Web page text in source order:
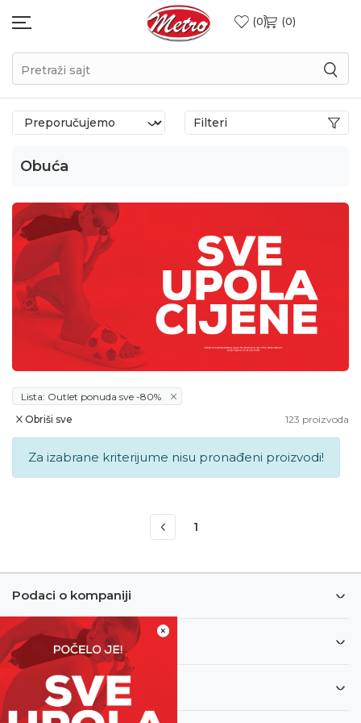
0 0
Pretraži sajt
×
Obuća
Filteri
Lista: Outlet ponuda sve -80%
123 proizvoda
Obriši sve
Za izabrane kriterijume nisu pronađeni proizvodi!
1
Podaci o kompaniji
Informacije
Korisnički servis